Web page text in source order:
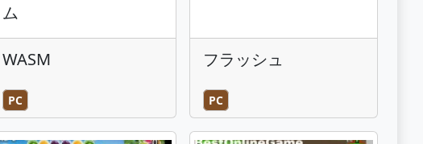
ム
WASM
PC
フラッシュ
PC